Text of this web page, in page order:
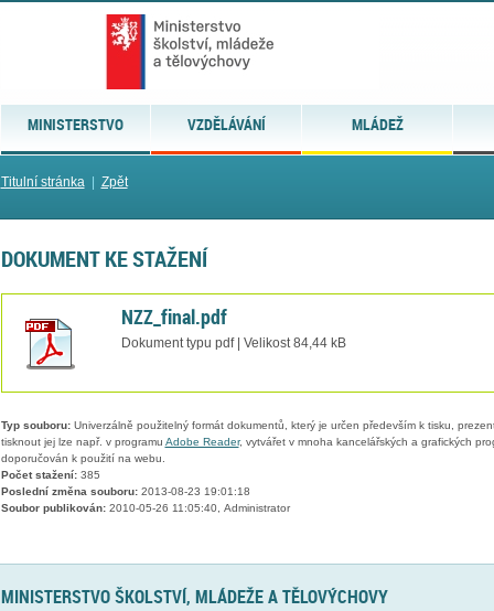
MINISTERSTVO VZDĚLÁVÁNÍ MLÁDEŽ
Titulní stránka| Zpět
DOKUMENT KE STAŽENÍ
NZZ_final.pdf
Dokument typu pdf | Velikost 84,44 kB
Typ souboru:Univerzálně použitelný formát dokumentů, který je určen především k tisku,
tisknout jej lze např. v programu Adobe Reader, vytvářet v mnoha kancelářských a grafických
doporučován k použití na webu.
Počet stažení:385
Poslední změna souboru:2013-08-23 19:01:18
Soubor publikován:2010-05-26 11:05:40, Administrator
MINISTERSTVO ŠKOLSTVÍ, MLÁDEŽE A TĚLOVÝCHOVY